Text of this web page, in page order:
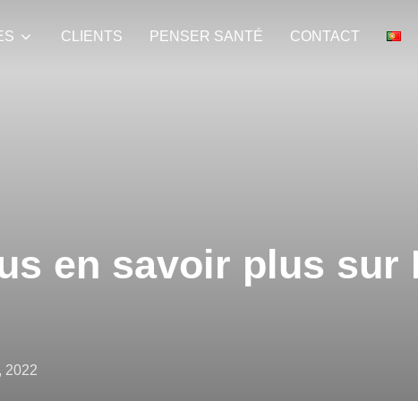
CLIENTS PENSER SANTÉ CONTACT
en savoir plus sur
2022